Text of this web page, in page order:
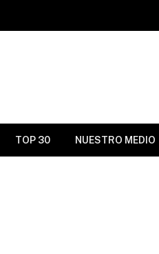
TOP 30 NUESTRO MEDIO